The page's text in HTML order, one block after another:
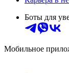
Боты для
Мобильное